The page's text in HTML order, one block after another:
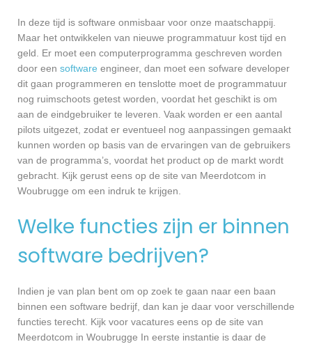
In deze tijd is software onmisbaar voor onze maatschappij.
Maar het ontwikkelen van nieuwe programmatuur kost tijd en
geld. Er moet een computerprogramma geschreven worden
door een software engineer, dan moet een sofware developer
dit gaan programmeren en tenslotte moet de programmatuur
nog ruimschoots getest worden, voordat het geschikt is om
aan de eindgebruiker te leveren. Vaak worden er een aantal
pilots uitgezet, zodat er eventueel nog aanpassingen gemaakt
kunnen worden op basis van de ervaringen van de gebruikers
van de programma’s, voordat het product op de markt wordt
gebracht. Kijk gerust eens op de site van Meerdotcom in
Woubrugge om een indruk te krijgen.
Welke functies zijn er binnen
software bedrijven?
Indien je van plan bent om op zoek te gaan naar een baan
binnen een software bedrijf, dan kan je daar voor verschillende
functies terecht. Kijk voor vacatures eens op de site van
Meerdotcom in Woubrugge In eerste instantie is daar de